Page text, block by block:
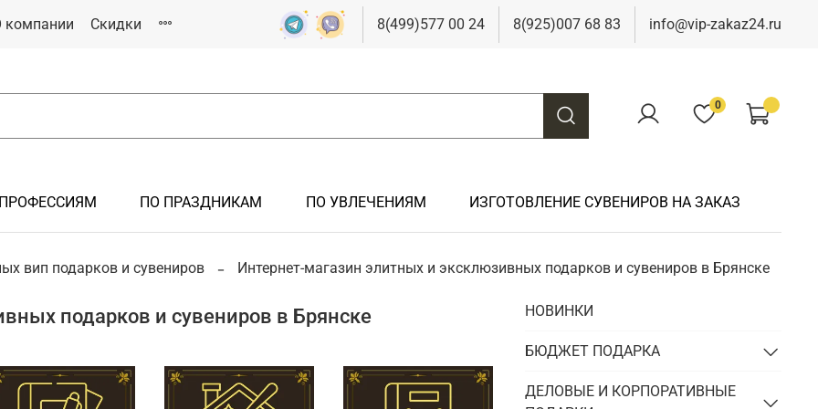
компании Скидки 8(499)577 00 24 8(925)007 68 83 info@vip-zakaz24.ru
0
Подарки иностранцам
Подарки на новоселье
Подарки на юбилей
Подарки летчику, авиация
Подарки металлургу
Подарки нефтянику/газовику
Подарки химику
Подарки чиновнику/госслужащему
Подарки шахтеру
Подарки электрику
ПО ПРАЗДНИКАМ
Подарки на 8 марта
Подарки к Пасхе
ПО УВЛЕЧЕНИЯМ
Подарки болельщику
Подарки рыбаку
ИЗГОТОВЛЕНИЕ СУВЕНИРОВ НА ЗАКАЗ
вип подарков и сувениров Интернет-магазин элитных и эксклюзивных подарков и сувениров в Брянске
подарков и сувениров в Брянске НОВИНКИ
БЮДЖЕТ ПОДАРКА
ДЕЛОВЫЕ И КОРПОРАТИВНЫЕ